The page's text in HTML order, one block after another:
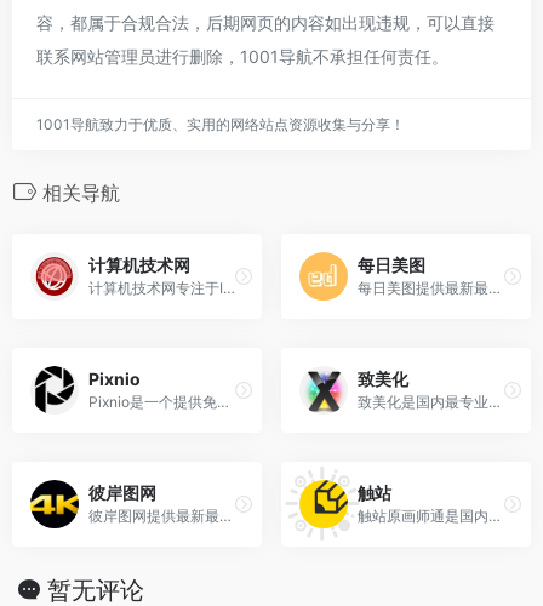
容，都属于合规合法，后期网页的内容如出现违规，可以直接
联系网站管理员进行删除，1001导航不承担任何责任。
1001导航致力于优质、实用的网络站点资源收集与分享！
相关导航
计算机技术网
计算机技术网专注于IT编程技术与windows软件系统,智能设备软硬学习;提供web优化维护、python、seo优化、cshap、js、jquery、html、css、mysql、数据库维护、手游/网游脚本、手机技术等相关免费互联网文图技术教程大全集，是国内IT从业人员免费共享学习交流类大全集网站。
每日美图
每日美图提供最新最全电脑壁纸，手机壁纸，4K高清壁纸，4k桌面壁纸，包含风景、美女、游戏、动漫、影视、汽车、动物、植物、背景、文字等精选高清壁纸免费下载。
Pixnio
‌Pixnio是一个提供免费摄影照片下载的图库网站，同时也是一个小型的摄影分享社区。Pixnio鼓励摄影师把他们的作品上传，分享给需要的人下载。
致美化
致美化是国内最专业的视觉美化研究平台，聚集了超过50万的活跃用户，你可以在此个性化你的设备，探索及下载丰富多彩的电脑主题、壁纸、图标、皮肤等酷炫的美化素材及教程。
彼岸图网
彼岸图网提供最新最全4K壁纸,4K高清壁纸,4K手机壁纸,4K,5K,6K,7K,8K壁纸,高清图片素材,包含4K游戏、动漫、美女、风景、影视、汽车、动物、人物、美食、背景、平板等精选高清4K壁纸大全
触站
触站原画师通是国内外P站(Pixiv)画师作品分享、投稿发布及学习交流网站,海量P站(Pixiv)画师作品一手掌握，触站涵盖游戏原画、日系插画、二次元漫画、手绘、动漫、CG绘画等各类画师作品,找画师就上触站!
暂无评论